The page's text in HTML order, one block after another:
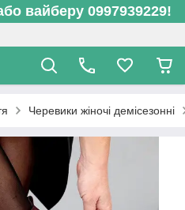
вайберу 0997939229!
Черевики жіночі демісезонні